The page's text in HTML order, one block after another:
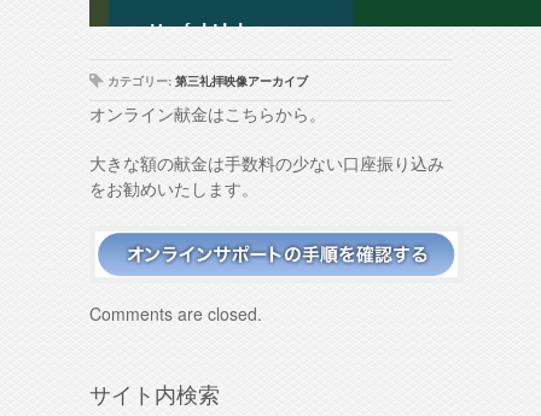
カテゴリー: 第三礼拝映像アーカイブ
オンライン献金はこちらから。
大きな額の献金は手数料の少ない口座振り込み
をお勧めいたします。
Comments are closed.
サイト内検索